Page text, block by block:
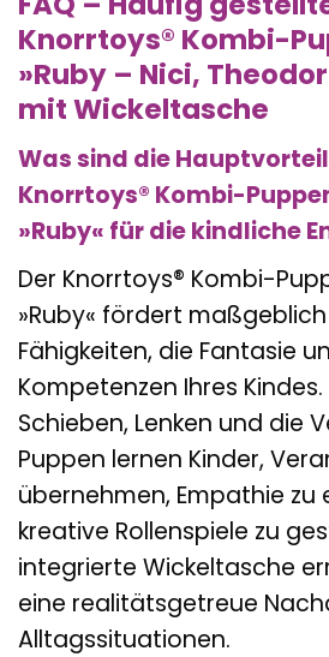
Knorrtoys® Kombi-
»Ruby – Nici,
mit Wickeltasche
Was sind die
Knorrtoys® Kombi-
»Ruby« für die kindliche
Der Knorrtoys® Kombi-
»Ruby« fördert
Fähigkeiten, die Fantasie
Kompetenzen Ihres
Schieben, Lenken und die
Puppen lernen Kinder,
übernehmen, Empathie zu
kreative Rollenspiele zu
integrierte Wickeltasche
eine realitätsgetreue
Alltagssituationen.